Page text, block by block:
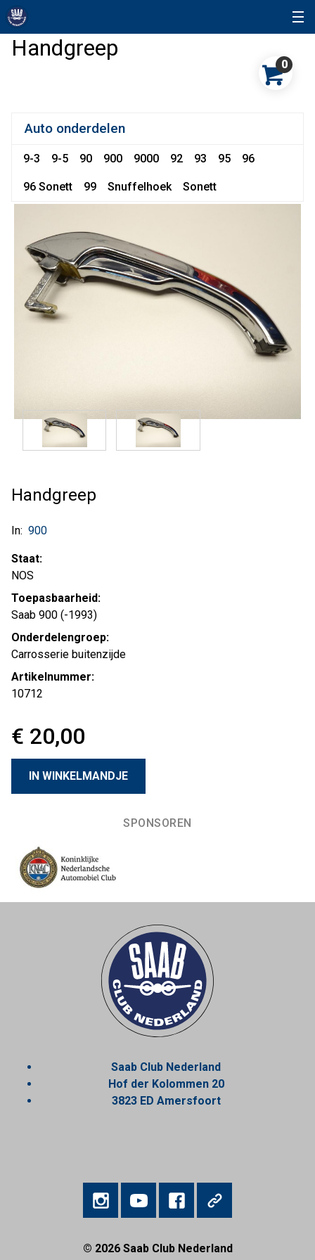
Handgreep
0
Auto onderdelen
9-3 9-5 90 900 9000 92 93 95 96
96 Sonett 99 Snuffelhoek Sonett
Handgreep
In: 900
Staat:
NOS
Toepasbaarheid:
Saab 900 (-1993)
Onderdelengroep:
Carrosserie buitenzijde
Artikelnummer:
10712
€ 20,00
SPONSOREN
Saab Club Nederland
Hof der Kolommen 20
3823 ED Amersfoort
© 2026Saab Club Nederland